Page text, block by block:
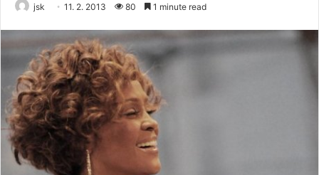
jsk 11. 2. 2013 80 1 minute read